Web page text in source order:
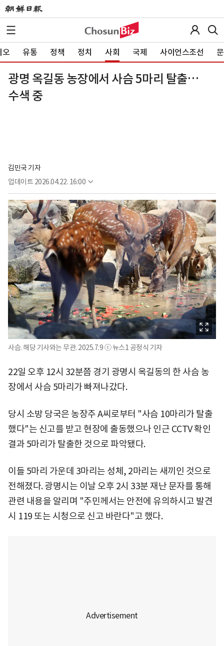
오 유통 정책 정치 사회 국제 사이언스조선
광명 옥길동 농장에서 사슴 5마리 탈출…
수색 중
김민국 기자
업데이트 2026.04.22. 16:00
사슴. 해당 기사와는 무관. 2025.7.9 ⓒ 뉴스1 공정식 기자
22일 오후 12시 32분쯤 경기 광명시 옥길동의 한 사슴 농
장에서 사슴 5마리가 빠져나갔다.
당시 소방 당국은 농장주 A씨로부터 "사슴 10마리가 탈출
했다"는 신고를 받고 현장에 출동했으나 인근 CCTV 확인
결과 5마리가 탈출한 것으로 파악됐다.
이들 5마리 가운데 3마리는 성체, 2마리는 새끼인 것으로
전해졌다. 광명시는 이날 오후 2시 33분 재난 문자를 통해
관련 내용을 알리며 "주민께서는 안전에 유의하시고 발견
시 119 또는 시청으로 신고 바란다"고 했다.